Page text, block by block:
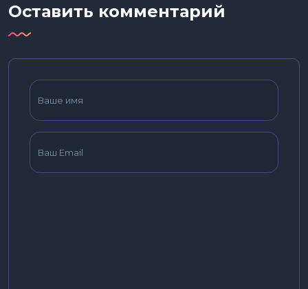
Оставить комментарий